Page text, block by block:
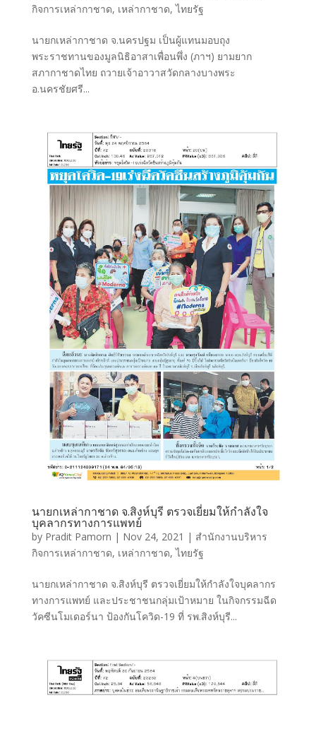
กิจการเหล่ากาชาด, เหล่ากาชาด,ไทยรัฐ
นายกเหล่ากาชาด จ.นครปฐม เป็นผู้แทนมอบถุง
พระราชทานของมูลนิธิอาสาเพื่อนพึ่ง (ภาฯ) ยามยาก
สภากาชาดไทย ถวายเจ้าอาวาสวัดกลางบางพระ
อ.นครชัยศรี...
นายกเหล่ากาชาด จ.สิงห์บุรี ตรวจเยี่ยมให้กำลังใจ
บุคลากรทางการแพทย์
by Pradit Pamorn | Nov 24, 2021 | สำนักงานบริหาร
กิจการเหล่ากาชาด, เหล่ากาชาด,ไทยรัฐ
นายกเหล่ากาชาด จ.สิงห์บุรี ตรวจเยี่ยมให้กำลังใจบุคลากร
ทางการแพทย์ และประชาชนกลุ่มเป้าหมาย ในกิจกรรมฉีด
วัคซีนโมเดอร์นา ป้องกันโควิด-19 ที่ รพ.สิงห์บุรี...